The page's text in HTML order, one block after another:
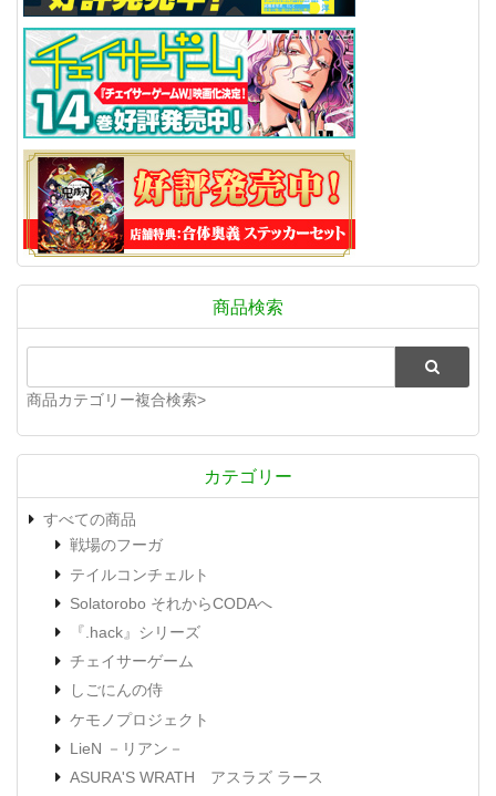
商品検索
商品カテゴリー複合検索>
カテゴリー
すべての商品
戦場のフーガ
テイルコンチェルト
Solatorobo それからCODAへ
『.hack』シリーズ
チェイサーゲーム
しごにんの侍
ケモノプロジェクト
LieN －リアン－
ASURA'S WRATH アスラズ ラース